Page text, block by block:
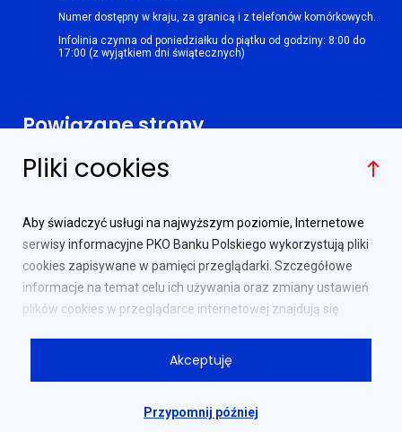
Pliki cookies
Aby świadczyć usługi na najwyższym poziomie, Internetowe
serwisy informacyjne PKO Banku Polskiego wykorzystują pliki
cookies zapisywane w pamięci przeglądarki. Szczegółowe
informacje na temat celu ich używania oraz zmiany ustawień
plików cookies w przeglądarce internetowej znajdują się
Dalsze korzystanie z serwisu bez zmiany ustawień dotyczących
cookies w przeglądarce oznacza potwierdzenie zapoznania się
z powyższymi informacjami i akceptację plików cookies.
Akceptuję
Przypomnij później
Numer dostępny w kraju, za granicą i z telefonów komórkowych.
Infolinia czynna od poniedziałku do piątku od godziny: 8:00 do
17:00 (z wyjątkiem dni świątecznych)
Powiązane strony
Ministerstwo Finansów
Biuro Maklerskie PKO Banku
Polskiego
Główny Urząd Statystyczny
Najważniejsze linki
Regulamin
Informator obligacyjny